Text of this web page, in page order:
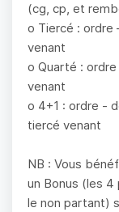
(cg, cp, et
o Tiercé : ordre
venant
o Quarté :
venant
o 4+1 : ordre -
tiercé venant
NB : Vous
un Bonus (les 4
le non partant)